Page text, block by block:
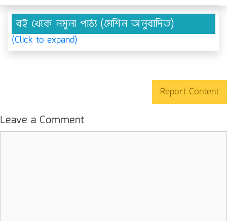
বই থেকে নমুনা পাঠ্য (মেশিন অনুবাদিত)
(Click to expand)
Report Content
Leave a Comment